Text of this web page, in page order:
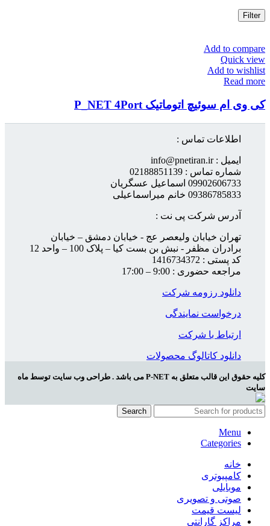
Filter
Add to compare
Quick view
Add to wishlist
Read more
کی وی ام سوئیچ اتوماتیک P_NET 4Port
اطلاعات تماس :
ایمیل : info@pnetiran.ir
شماره تماس : 02188851139
09902606733 اسماعیل عسگریان
09386785833 خانم میراسماعیلی
آدرس شرکت پی نت :
تهران خیابان ولیعصر عج - خیابان دمشق – خیابان
برادران مظفر - نبش بن بست کیا – پلاک 100 – واحد 12
کد پستی : 1416734372
مراجعه حضوری : 9:00 – 17:00
دانلود رزومه شرکت
درخواست نمایندگی
ارتباط با شرکت
دانلود کاتالوگ محصولات
کلیه حقوق این قالب متعلق به P-NET می باشد . طراحی وب سایت توسط ماه
سایت
Search
Menu
Categories
خانه
کامپیوتری
موبایلی
صوتی و تصویری
لیست قیمت
مراکز گارانتی